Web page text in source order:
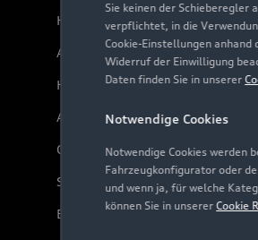
Sie keinen der Schieberegler
verpflichtet, in die
Cookie-Einstellungen
Widerruf der Einwilligung
Daten finden Sie in unserer
Notwendige Cookies
Notwendige Cookies werden
Fahrzeugkonfigurator oder
und wenn ja, für welche
können Sie in unsererCookie
Händlersuche
Audi Code
Häufige Fragen (FAQ)
Audi Online Beratung
Online-Terminvereinbarung
Servicekontakt
Bordbuch &